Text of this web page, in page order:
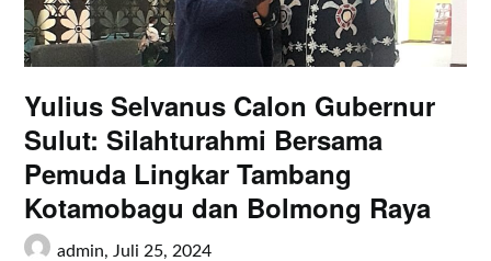
Yulius Selvanus Calon Gubernur
Sulut: Silahturahmi Bersama
Pemuda Lingkar Tambang
Kotamobagu dan Bolmong Raya
admin, Juli 25, 2024